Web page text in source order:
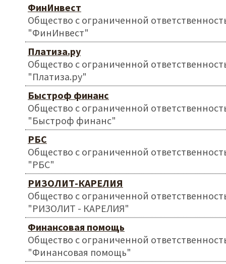
ФинИнвест
Общество с ограниченной
"ФинИнвест"
Платиза.ру
Общество с ограниченной
"Платиза.ру"
Быстроф финанс
Общество с ограниченной
"Быстроф финанс"
РБС
Общество с ограниченной
"РБС"
РИЗОЛИТ-КАРЕЛИЯ
Общество с ограниченной
"РИЗОЛИТ - КАРЕЛИЯ"
Финансовая помощь
Общество с ограниченной
"Финансовая помощь"